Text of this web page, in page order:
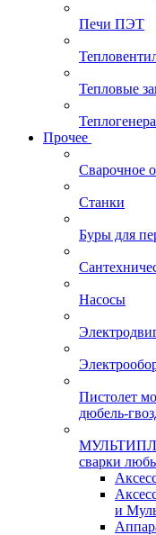
Печи ПЭТ
Тепловые
Прочее
Сварочное
Станки
Буры для
Насосы
Пистолет
дюбель-
сварки
и